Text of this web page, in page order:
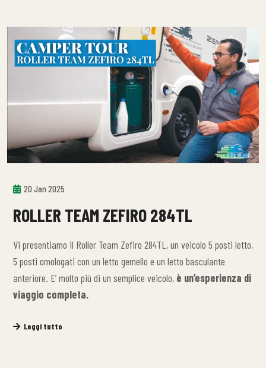
20 Jan 2025
ROLLER TEAM ZEFIRO 284TL
Vi presentiamo il Roller Team Zefiro 284TL, un veicolo 5 posti letto,
5 posti omologati con un letto gemello e un letto basculante
anteriore. E’ molto più di un semplice veicolo, è un’esperienza di
viaggio completa.
Leggi tutto